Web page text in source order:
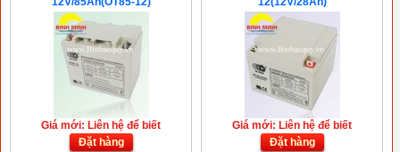
Giá mới: Liên hệ để biết
Đặt hàng
Giá mới: Liên hệ để biết
Đặt hàng